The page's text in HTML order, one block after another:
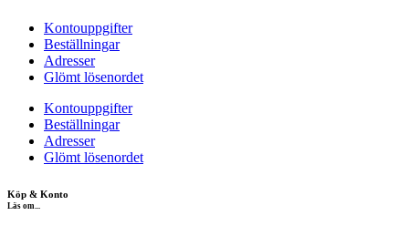
Kontouppgifter
Beställningar
Adresser
Glömt lösenordet
Kontouppgifter
Beställningar
Adresser
Glömt lösenordet
Köp & Konto
Läs om...